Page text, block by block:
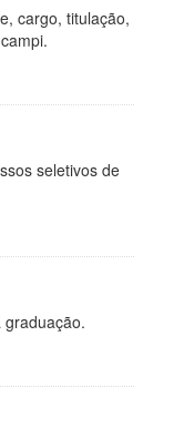
cargo, titulação,
seletivos de